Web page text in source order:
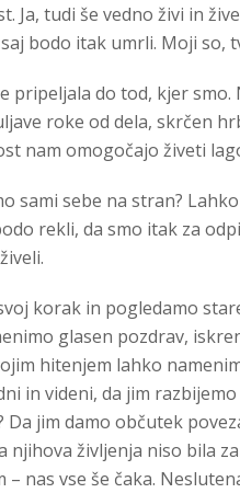
Ja, tudi še vedno živi in
bodo itak umrli. Moji so,
pripeljala do tod, kjer
roke od dela, skrčen
nam omogočajo živeti
sami sebe na stran?
rekli, da smo itak za
korak in pogledamo
glasen pozdrav,
hitenjem lahko
in videni, da jim
Da jim damo občutek
njihova življenja niso bila
nas vse še čaka.